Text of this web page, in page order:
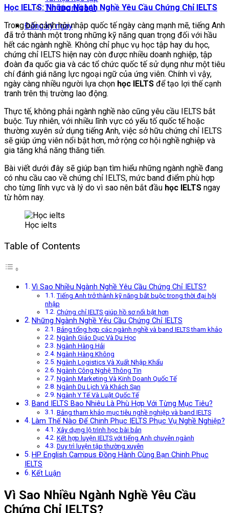
Tin tức nổi bật
Đăng ký ngay
Học IELTS: Những Ngành Nghề Yêu Cầu Chứng Chỉ IELTS
Trong bối cảnh hội nhập quốc tế ngày càng mạnh mẽ, tiếng Anh
đã trở thành một trong những kỹ năng quan trọng đối với hầu
hết các ngành nghề. Không chỉ phục vụ học tập hay du học,
chứng chỉ IELTS hiện nay còn được nhiều doanh nghiệp, tập
đoàn đa quốc gia và các tổ chức quốc tế sử dụng như một tiêu
chí đánh giá năng lực ngoại ngữ của ứng viên. Chính vì vậy,
ngày càng nhiều người lựa chọn học IELTS để tạo lợi thế cạnh
tranh trên thị trường lao động.
Thực tế, không phải ngành nghề nào cũng yêu cầu IELTS bắt
buộc. Tuy nhiên, với nhiều lĩnh vực có yếu tố quốc tế hoặc
thường xuyên sử dụng tiếng Anh, việc sở hữu chứng chỉ IELTS
sẽ giúp ứng viên nổi bật hơn, mở rộng cơ hội nghề nghiệp và
gia tăng khả năng thăng tiến.
Bài viết dưới đây sẽ giúp bạn tìm hiểu những ngành nghề đang
có nhu cầu cao về chứng chỉ IELTS, mức band điểm phù hợp
cho từng lĩnh vực và lý do vì sao nên bắt đầu học IELTS ngay
từ hôm nay.
Học ielts
Table of Contents
Vì Sao Nhiều Ngành Nghề Yêu Cầu Chứng Chỉ IELTS?
Tiếng Anh trở thành kỹ năng bắt buộc trong thời đại hội
nhập
Chứng chỉ IELTS giúp hồ sơ nổi bật hơn
Những Ngành Nghề Yêu Cầu Chứng Chỉ IELTS
Bảng tổng hợp các ngành nghề và band IELTS tham khảo
Ngành Giáo Dục Và Du Học
Ngành Hàng Hải
Ngành Hàng Không
Ngành Logistics Và Xuất Nhập Khẩu
Ngành Công Nghệ Thông Tin
Ngành Marketing Và Kinh Doanh Quốc Tế
Ngành Du Lịch Và Khách Sạn
Ngành Y Tế Và Luật Quốc Tế
Band IELTS Bao Nhiêu Là Phù Hợp Với Từng Mục Tiêu?
Bảng tham khảo mục tiêu nghề nghiệp và band IELTS
Làm Thế Nào Để Chinh Phục IELTS Phục Vụ Nghề Nghiệp?
Xây dựng lộ trình học bài bản
Kết hợp luyện IELTS với tiếng Anh chuyên ngành
Duy trì luyện tập thường xuyên
HP English Campus Đồng Hành Cùng Bạn Chinh Phục
IELTS
Kết Luận
Vì Sao Nhiều Ngành Nghề Yêu Cầu
Chứng Chỉ IELTS?